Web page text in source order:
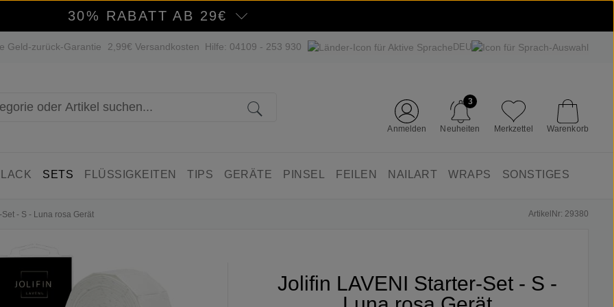
30% RABATT AB 29€
Geld-zurück-Garantie 2,99€ Versandkosten Hilfe: 04109 - 253 930 DEU
Anmelden Neuheiten
3
Merkzettel Warenkorb
SETS FLÜSSIGKEITEN TIPS GERÄTE PINSEL FEILEN NAILART WRAPS SONSTIGES
- S - Luna rosa Gerät ArtikelNr: 29380
Jolifin LAVENI Starter-Set - S -